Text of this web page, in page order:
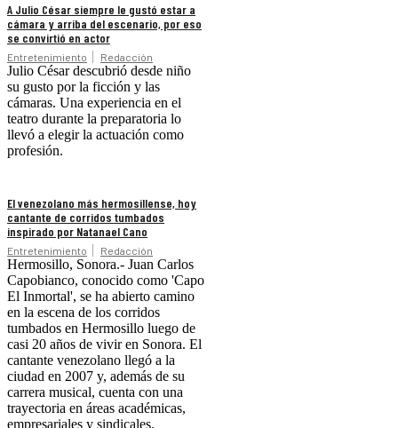
A Julio César siempre le gustó estar a
cámara y arriba del escenario, por eso
se convirtió en actor
Entretenimiento Redacción
Julio César descubrió desde niño
su gusto por la ficción y las
cámaras. Una experiencia en el
teatro durante la preparatoria lo
llevó a elegir la actuación como
profesión.
El venezolano más hermosillense, hoy
cantante de corridos tumbados
inspirado por Natanael Cano
Entretenimiento Redacción
Hermosillo, Sonora.- Juan Carlos
Capobianco, conocido como 'Capo
El Inmortal', se ha abierto camino
en la escena de los corridos
tumbados en Hermosillo luego de
casi 20 años de vivir en Sonora. El
cantante venezolano llegó a la
ciudad en 2007 y, además de su
carrera musical, cuenta con una
trayectoria en áreas académicas,
empresariales y sindicales.